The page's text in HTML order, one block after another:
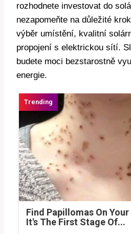
rozhodnete investovat do
nezapomeňte na důležité
výběr umístění, kvalitní
propojení s elektrickou sítí.
budete moci bezstarostně
energie.
Find Papillomas On
It's The First Stage Of...